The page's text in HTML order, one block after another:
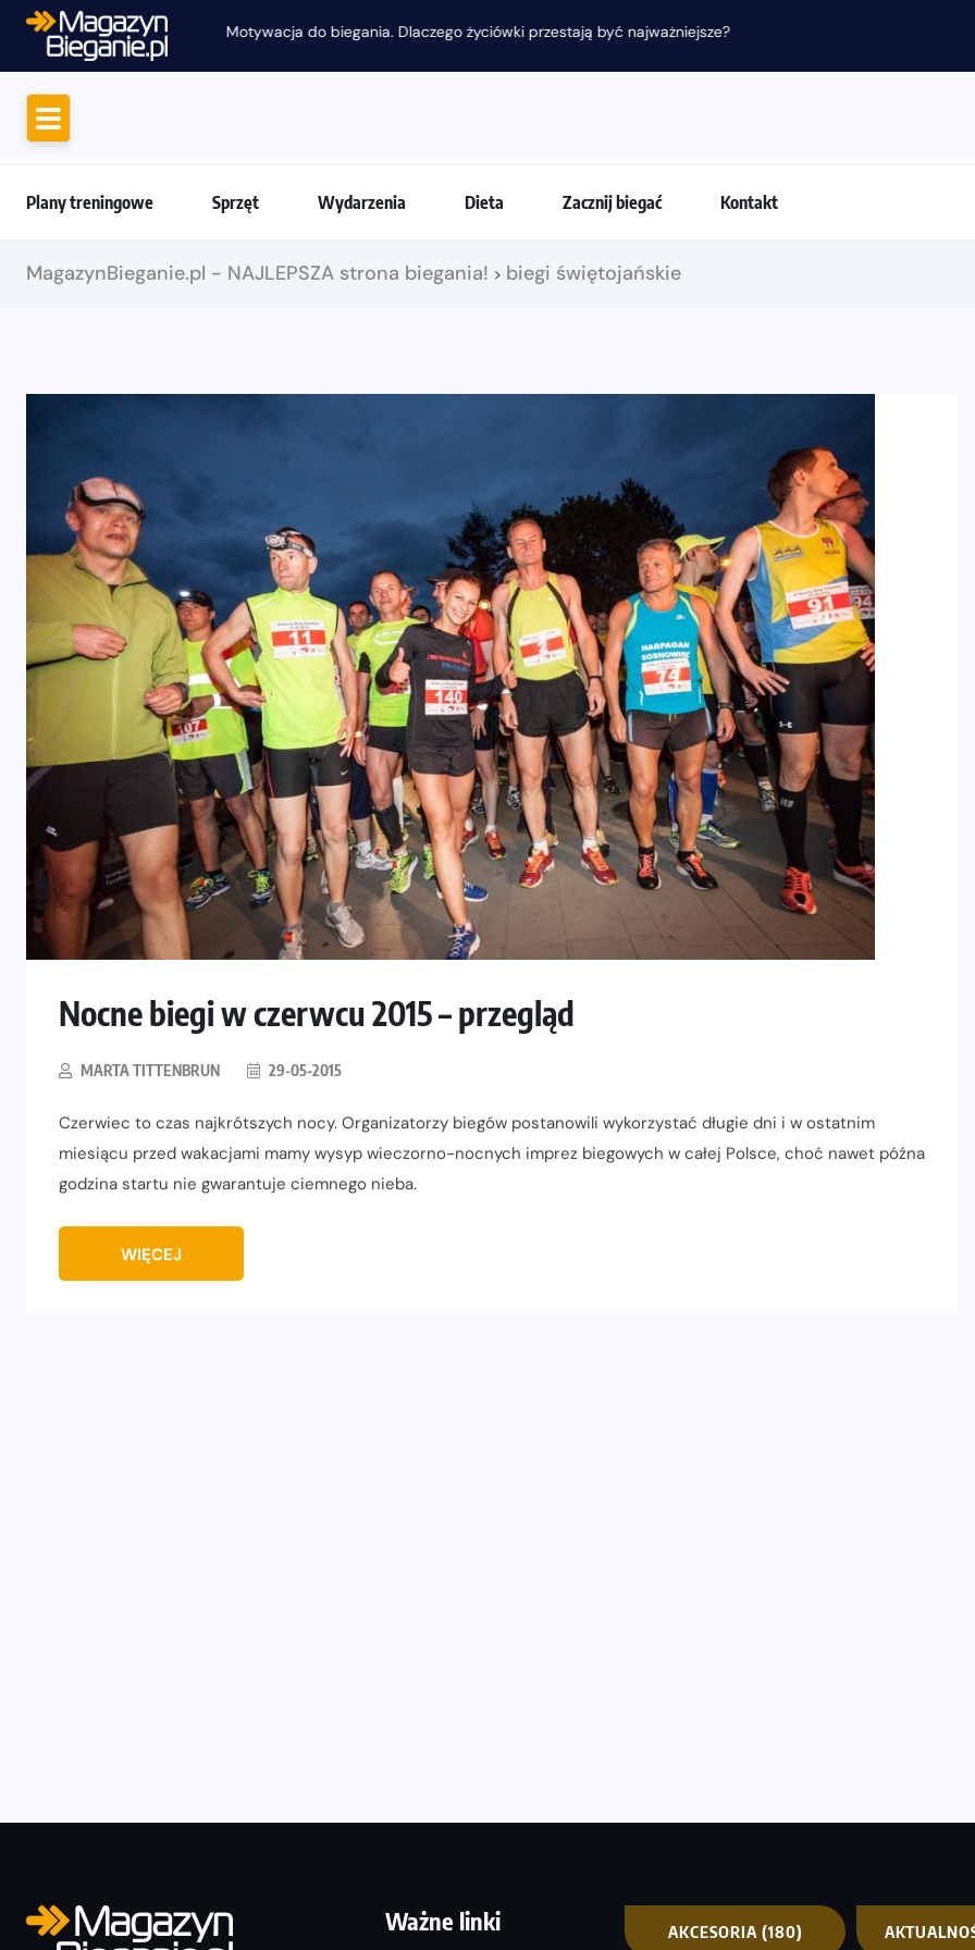
Motywacja do biegania. Dlaczego życiówki przestają być najważniejsze?
Plany treningowe Sprzęt Wydarzenia Dieta Zacznij biegać Kontakt
MagazynBieganie.pl - NAJLEPSZA strona biegania! > biegi świętojańskie
Nocne biegi w czerwcu 2015 – przegląd
MARTA TITTENBRUN 29-05-2015
Czerwiec to czas najkrótszych nocy. Organizatorzy biegów postanowili wykorzystać długie dni i w ostatnim
miesiącu przed wakacjami mamy wysyp wieczorno-nocnych imprez biegowych w całej Polsce, choć nawet późna
godzina startu nie gwarantuje ciemnego nieba.
WIĘCEJ
Ważne linki AKCESORIA (180)